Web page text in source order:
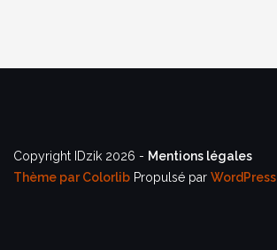
Copyright IDzik 2026 - Mentions légales
Thème parColorlib Propulsé par WordPress